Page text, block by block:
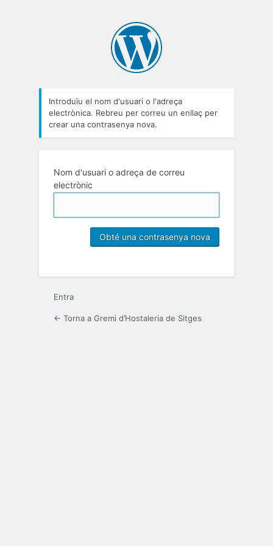
Introduïu el nom d'usuari o l'adreça
electrònica. Rebreu per correu un enllaç per
crear una contrasenya nova.
Nom d'usuari o adreça de correu
electrònic
Entra
← Torna a Gremi d’Hostaleria de Sitges